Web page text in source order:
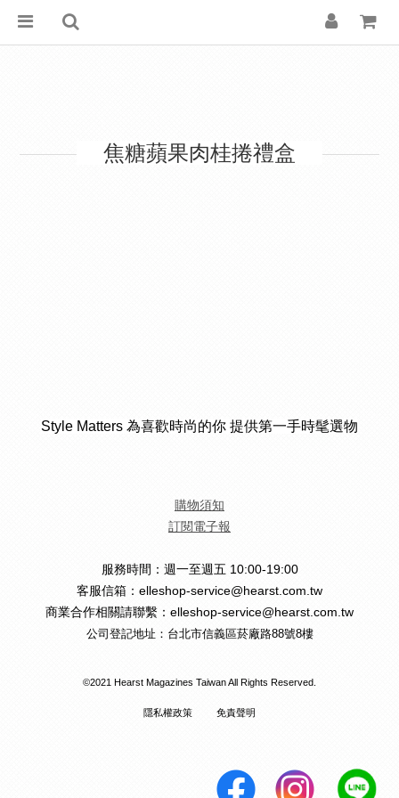
焦糖蘋果肉桂捲禮盒
Style Matters 為喜歡時尚的你 提供第一手時髦選物
購物須知
訂閱電子報
服務時間：週一至週五 10:00-19:00
客服信箱：elleshop-service@hearst.com.tw
商業合作相關請聯繫：elleshop-service@hearst.com.tw
公司登記地址：台北市信義區菸廠路88號8樓
©2021 Hearst Magazines Taiwan All Rights Reserved.
隱私權政策 免責聲明